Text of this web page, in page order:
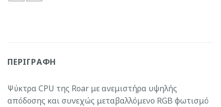
ΠΕΡΙΓΡΑΦΉ
Ψύκτρα CPU της Roar με ανεμιστήρα υψηλής
απόδοσης και συνεχώς μεταβαλλόμενο RGB φωτισμό